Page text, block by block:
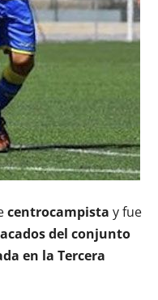
centrocampista y fue
del conjunto
en la Tercera